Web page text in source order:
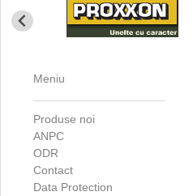
Meniu
Produse noi
ANPC
ODR
Contact
Data Protection